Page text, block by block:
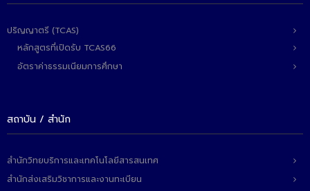
ปริญญาตรี (TCAS)
หลักสูตรที่เปิดรับ TCAS66
อัตราค่าธรรมเนียมการศึกษา
สถาบัน / สำนัก
สำนักวิทยบริการและเทคโนโลยีสารสนเทศ
สำนักส่งเสริมวิชาการและงานทะเบียน